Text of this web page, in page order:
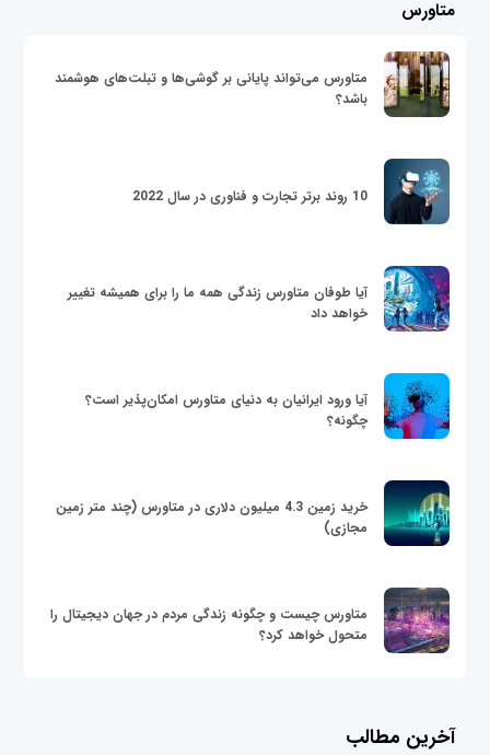
متاورس
متاورس می‌تواند پایانی بر گوشی‌ها و تبلت‌های هوشمند
باشد؟
10 روند برتر تجارت و فناوری در سال 2022
آیا طوفان متاورس زندگی همه ما را برای همیشه تغییر
خواهد داد
آیا ورود ایرانیان به دنیای متاورس امکان‌پذیر است؟
چگونه؟
خرید زمین 4.3 میلیون دلاری در متاورس (چند متر زمین
مجازی)
متاورس چیست و چگونه زندگی مردم در جهان دیجیتال را
متحول خواهد کرد؟
آخرین مطالب